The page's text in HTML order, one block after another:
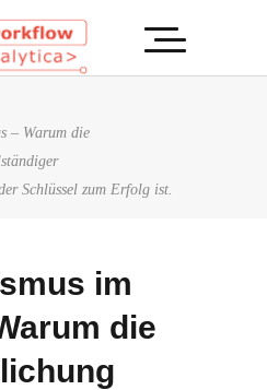
– Warum die
Schlüssel zum Erfolg ist.
im
die